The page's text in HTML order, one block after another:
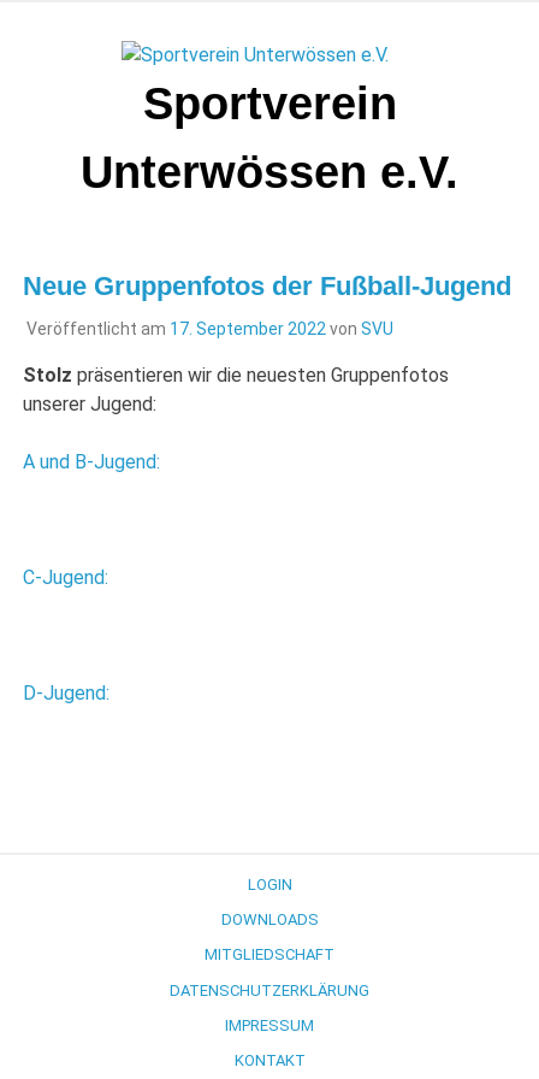
Sportverein
Unterwössen e.V.
Neue Gruppenfotos der Fußball-Jugend
Veröffentlicht am 17. September 2022 von SVU
Stolz präsentieren wir die neuesten Gruppenfotos
unserer Jugend:
A und B-Jugend:
C-Jugend:
D-Jugend:
LOGIN
DOWNLOADS
MITGLIEDSCHAFT
DATENSCHUTZERKLÄRUNG
IMPRESSUM
KONTAKT